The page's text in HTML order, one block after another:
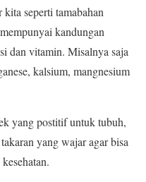
kita seperti tamabahan
kandungan
dan vitamin. Misalnya saja
kalsium, mangnesium
yang postitif untuk tubuh,
yang wajar agar bisa